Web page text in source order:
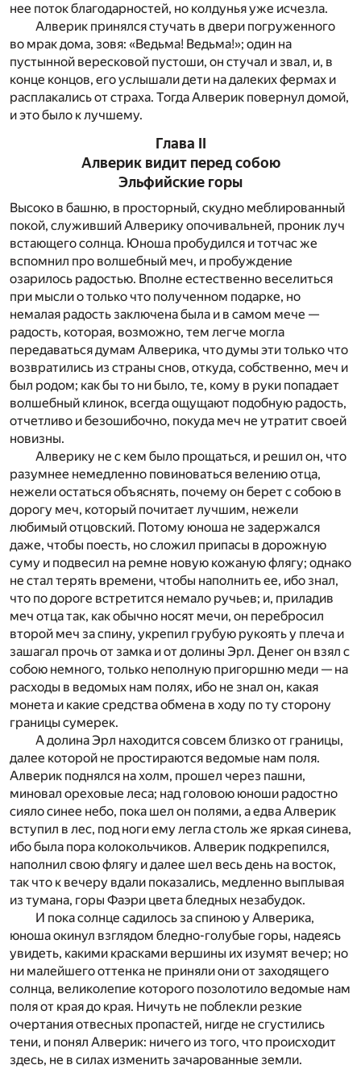
нее поток благодарностей, но колдунья уже исчезла.
Алверик принялся стучать в двери погруженного
во мрак дома, зовя: «Ведьма! Ведьма!»; один на
пустынной вересковой пустоши, он стучал и звал, и, в
конце концов, его услышали дети на далеких фермах и
расплакались от страха. Тогда Алверик повернул домой,
и это было к лучшему.
Глава II
Алверик видит перед собою
Эльфийские горы
Высоко в башню, в просторный, скудно меблированный
покой, служивший Алверику опочивальней, проник луч
встающего солнца. Юноша пробудился и тотчас же
вспомнил про волшебный меч, и пробуждение
озарилось радостью. Вполне естественно веселиться
при мысли о только что полученном подарке, но
немалая радость заключена была и в самом мече —
радость, которая, возможно, тем легче могла
передаваться думам Алверика, что думы эти только что
возвратились из страны снов, откуда, собственно, меч и
был родом; как бы то ни было, те, кому в руки попадает
волшебный клинок, всегда ощущают подобную радость,
отчетливо и безошибочно, покуда меч не утратит своей
новизны.
Алверику не с кем было прощаться, и решил он, что
разумнее немедленно повиноваться велению отца,
нежели остаться объяснять, почему он берет с собою в
дорогу меч, который почитает лучшим, нежели
любимый отцовский. Потому юноша не задержался
даже, чтобы поесть, но сложил припасы в дорожную
суму и подвесил на ремне новую кожаную флягу; однако
не стал терять времени, чтобы наполнить ее, ибо знал,
что по дороге встретится немало ручьев; и, приладив
меч отца так, как обычно носят мечи, он перебросил
второй меч за спину, укрепил грубую рукоять у плеча и
зашагал прочь от замка и от долины Эрл. Денег он взял с
собою немного, только неполную пригоршню меди — на
расходы в ведомых нам полях, ибо не знал он, какая
монета и какие средства обмена в ходу по ту сторону
границы сумерек.
А долина Эрл находится совсем близко от границы,
далее которой не простираются ведомые нам поля.
Алверик поднялся на холм, прошел через пашни,
миновал ореховые леса; над головою юноши радостно
сияло синее небо, пока шел он полями, а едва Алверик
вступил в лес, под ноги ему легла столь же яркая синева,
ибо была пора колокольчиков. Алверик подкрепился,
наполнил свою флягу и далее шел весь день на восток,
так что к вечеру вдали показались, медленно выплывая
из тумана, горы Фаэри цвета бледных незабудок.
И пока солнце садилось за спиною у Алверика,
юноша окинул взглядом бледно-голубые горы, надеясь
увидеть, какими красками вершины их изумят вечер; но
ни малейшего оттенка не приняли они от заходящего
солнца, великолепие которого позолотило ведомые нам
поля от края до края. Ничуть не поблекли резкие
очертания отвесных пропастей, нигде не сгустились
тени, и понял Алверик: ничего из того, что происходит
здесь, не в силах изменить зачарованные земли.